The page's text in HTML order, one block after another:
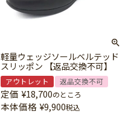
軽量ウェッジソールベルテッド
スリッポン 【返品交換不可】
アウトレット 返品交換不可
定価 ¥18,700のところ
本体価格 ¥9,900税込